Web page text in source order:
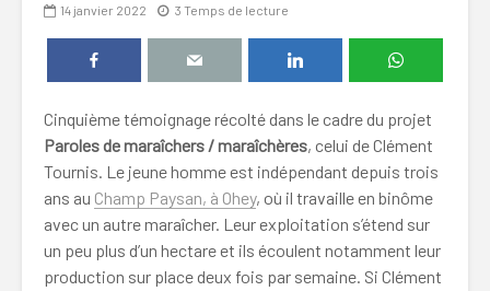
14 janvier 2022 3 Temps de lecture
Cinquième témoignage récolté dans le cadre du projet
Paroles de maraîchers / maraîchères, celui de Clément
Tournis. Le jeune homme est indépendant depuis trois
ans au Champ Paysan, à Ohey, où il travaille en binôme
avec un autre maraîcher. Leur exploitation s’étend sur
un peu plus d’un hectare et ils écoulent notamment leur
production sur place deux fois par semaine. Si Clément